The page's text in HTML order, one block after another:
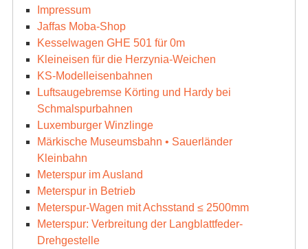
Impressum
Jaffas Moba-Shop
Kesselwagen GHE 501 für 0m
Kleineisen für die Herzynia-Weichen
KS-Modelleisenbahnen
Luftsaugebremse Körting und Hardy bei
Schmalspurbahnen
Luxemburger Winzlinge
Märkische Museumsbahn • Sauerländer
Kleinbahn
Meterspur im Ausland
Meterspur in Betrieb
Meterspur-Wagen mit Achsstand ≤ 2500mm
Meterspur: Verbreitung der Langblattfeder-
Drehgestelle